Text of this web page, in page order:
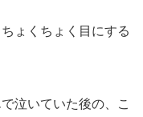
ょくちょく目にする
泣いていた後の、こ